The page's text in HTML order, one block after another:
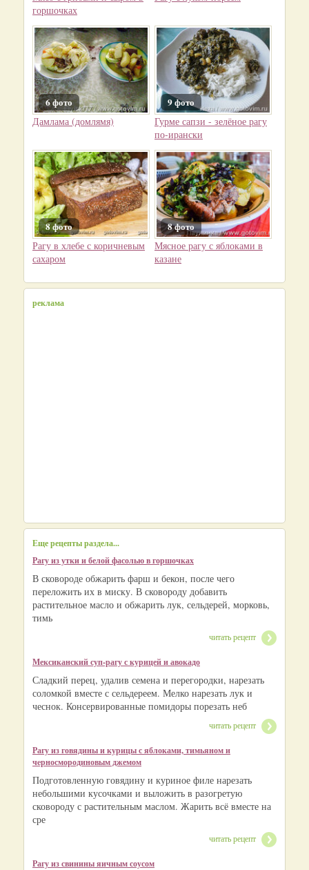
горшочках
6 фото
Дамлама (домлямя)
9 фото
Гурме сапзи - зелёное рагу
по-ирански
8 фото
Рагу в хлебе с коричневым
сахаром
8 фото
Мясное рагу с яблоками в
казане
реклама
Еще рецепты раздела...
Рагу из утки и белой фасолью в горшочках
В сковороде обжарить фарш и бекон, после чего
переложить их в миску. В сковороду добавить
растительное масло и обжарить лук, сельдерей, морковь,
тимь
читать рецепт
Мексиканский суп-рагу с курицей и авокадо
Сладкий перец, удалив семена и перегородки, нарезать
соломкой вместе с сельдереем. Мелко нарезать лук и
чеснок. Консервированные помидоры порезать неб
читать рецепт
Рагу из говядины и курицы с яблоками, тимьяном и
чeрносмородиновым джемом
Подготовленную говядину и куриное филе нарезать
небольшими кусочками и выложить в разогретую
сковороду с растительным маслом. Жарить всё вместе на
сре
читать рецепт
Рагу из свинины яичным соусом